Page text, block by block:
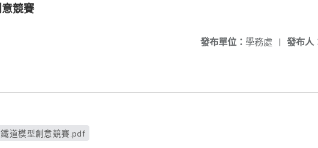
競賽
發布人
發布單位： 學務處 |
道模型創意競賽.pdf